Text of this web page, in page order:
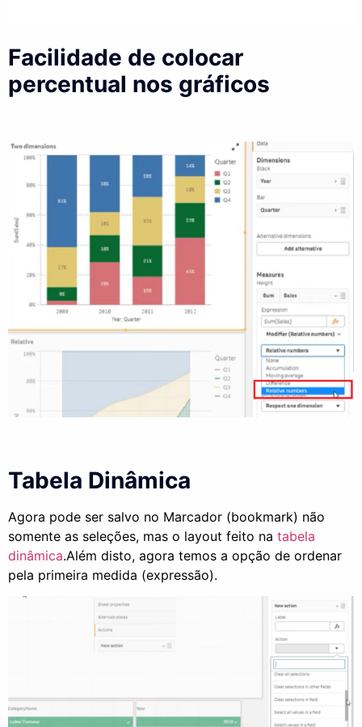
Facilidade de colocar
percentual nos gráficos
Tabela Dinâmica
Agora pode ser salvo no Marcador (bookmark) não
somente as seleções, mas o layout feito na tabela
dinâmica.Além disto, agora temos a opção de ordenar
pela primeira medida (expressão).